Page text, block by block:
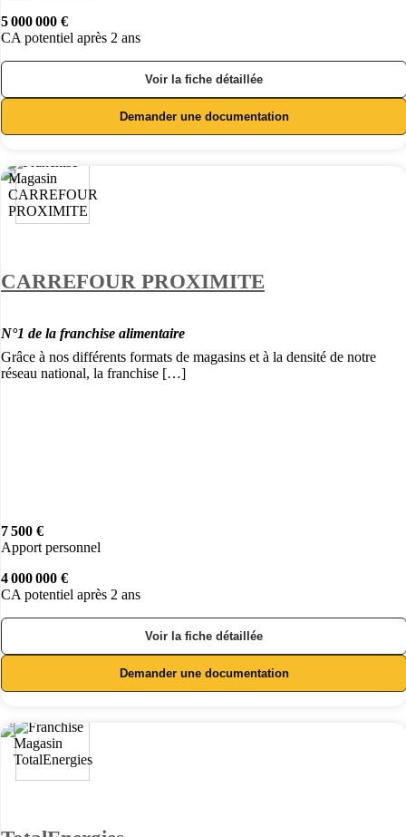
5 000 000 €
CA potentiel après 2 ans
Voir la fiche détaillée
Demander une documentation
CARREFOUR PROXIMITE
N°1 de la franchise alimentaire
Grâce à nos différents formats de magasins et à la densité de notre
réseau national, la franchise […]
7 500 €
Apport personnel
4 000 000 €
CA potentiel après 2 ans
Voir la fiche détaillée
Demander une documentation